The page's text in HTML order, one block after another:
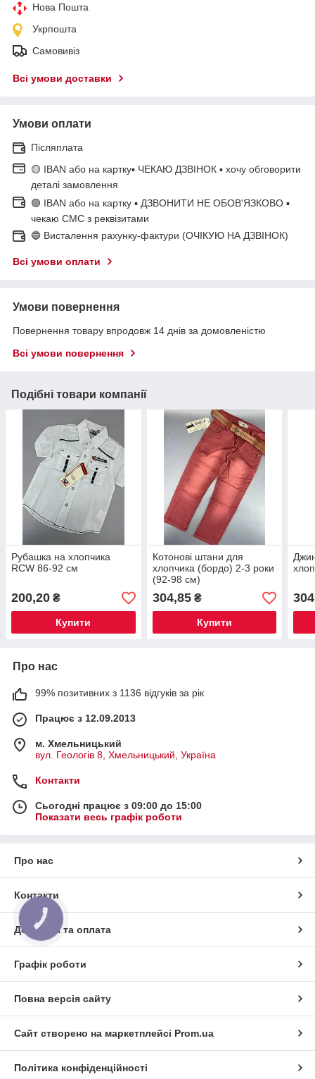
Нова Пошта
Укрпошта
Самовивіз
Всі умови доставки
Умови оплати
Післяплата
🟡 IBAN або на картку▪ ЧЕКАЮ ДЗВІНОК ▪ хочу обговорити
деталі замовлення
🟢 IBAN або на картку ▪ ДЗВОНИТИ НЕ ОБОВ'ЯЗКОВО ▪
чекаю СМС з реквізитами
🔵 Висталення рахунку-фактури (ОЧІКУЮ НА ДЗВІНОК)
Всі умови оплати
Умови повернення
Повернення товару впродовж 14 днів за домовленістю
Всі умови повернення
Подібні товари компанії
Рубашка на хлопчика
RCW 86-92 см
200,20 ₴
Купити
Котонові штани для
хлопчика (бордо) 2-3 роки
(92-98 см)
304,85₴
Купити
Про нас
99% позитивних з 1136 відгуків за рік
Працює з 12.09.2013
м. Хмельницький
вул. Геологів 8, Хмельницький, Україна
Контакти
Сьогодні працює з 09:00 до 15:00
Показати весь графік роботи
Про нас
Контакти
Доставка та оплата
Графік роботи
Повна версія сайту
Сайт створено на маркетплейсі Prom.ua
Політика конфіденційності
КНОПКА
ЗВ'ЯЗКУ